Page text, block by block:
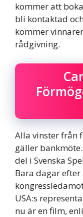
kommer att
bli kontaktad
kommer
rådgivning.
Alla vinster från
gäller
del i Svenska
Bara dagar
USA:s
nu är en film,